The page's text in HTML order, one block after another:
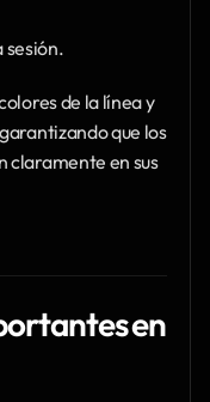
sesión.
de la línea y
que los
claramente en sus
en